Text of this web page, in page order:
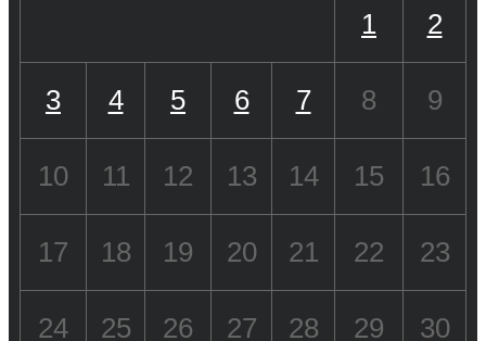
1 2
3 4 5 6 7 8 9
10 11 12 13 14 15 16
17 18 19 20 21 22 23
24 25 26 27 28 29 30